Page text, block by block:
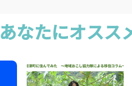
あなたにオスス